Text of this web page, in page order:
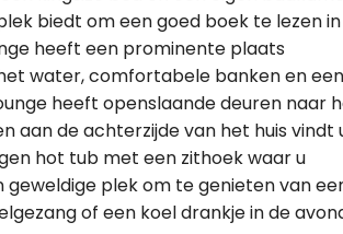
biedt om een goed boek te lezen in
heeft een prominente plaats
water, comfortabele banken en een
heeft openslaande deuren naar
aan de achterzijde van het huis vindt
hot tub met een zithoek waar u
geweldige plek om te genieten van
of een koel drankje in de